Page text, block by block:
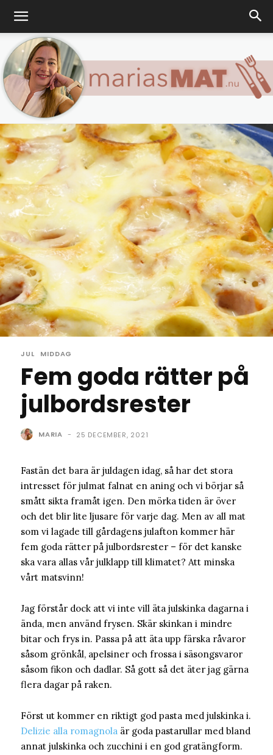
Marias
matblogg
JUL MIDDAG
Fem goda rätter på
julbordsrester
MARIA - 25 DECEMBER, 2021
Fastän det bara är juldagen idag, så har det stora
intresset för julmat falnat en aning och vi börjar så
smått sikta framåt igen. Den mörka tiden är över
och det blir lite ljusare för varje dag. Men av all mat
som vi lagade till gårdagens julafton kommer här
fem goda rätter på julbordsrester – för det kanske
ska vara allas vår julklapp till klimatet? Att minska
vårt matsvinn!
Jag förstår dock att vi inte vill äta julskinka dagarna i
ända, men använd frysen. Skär skinkan i mindre
bitar och frys in. Passa på att äta upp färska råvaror
såsom grönkål, apelsiner och frossa i säsongsvaror
såsom fikon och dadlar. Så gott så det äter jag gärna
flera dagar på raken.
Först ut kommer en riktigt god pasta med julskinka i.
Delizie alla romagnola är goda pastarullar med bland
annat julskinka och zucchini i en god gratängform.